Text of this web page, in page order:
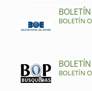
BOLETÍN
BOLETÍN